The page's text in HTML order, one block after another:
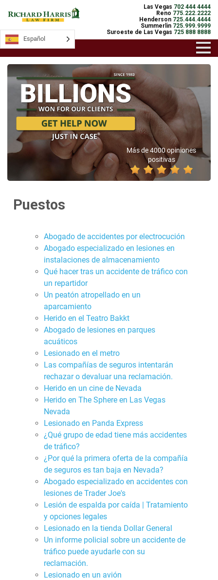
Las Vegas 702 444 4444
Reno 775.222.2222
Henderson 725.444.4444
Summerlin 725.999.9999
Suroeste de Las Vegas 725 888 8888
Más de 4000 opiniones
positivas
Puestos
Abogado de accidentes por electrocución
Abogado especializado en lesiones en
instalaciones de almacenamiento
Qué hacer tras un accidente de tráfico con
un repartidor
Un peatón atropellado en un
aparcamiento
Herido en el Teatro Bakkt
Abogado de lesiones en parques
acuáticos
Lesionado en el metro
Las compañías de seguros intentarán
rechazar o devaluar una reclamación.
Herido en un cine de Nevada
Herido en The Sphere en Las Vegas
Nevada
Lesionado en Panda Express
¿Qué grupo de edad tiene más accidentes
de tráfico?
¿Por qué la primera oferta de la compañía
de seguros es tan baja en Nevada?
Abogado especializado en accidentes con
lesiones de Trader Joe's
Lesión de espalda por caída | Tratamiento
y opciones legales
Lesionado en la tienda Dollar General
Un informe policial sobre un accidente de
tráfico puede ayudarle con su
reclamación.
Lesionado en un avión
Español